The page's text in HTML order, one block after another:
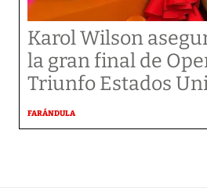
Karol Wilson
la gran final de
Triunfo Estados
FARÁNDULA